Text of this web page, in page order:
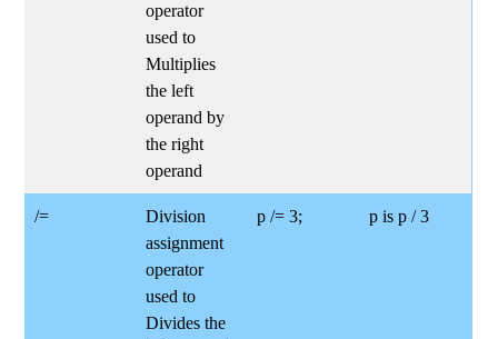
operator
used to
Multiplies
the left
operand by
the right
operand
/=
Division
assignment
operator
used to
Divides the
p /= 3; p is p / 3